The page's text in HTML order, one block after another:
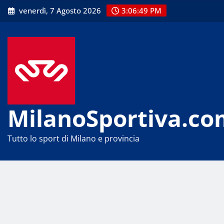
Skip
to
venerdì, 7 Agosto 2026 3:06:49 PM
Tutto lo sport di Milano e provincia